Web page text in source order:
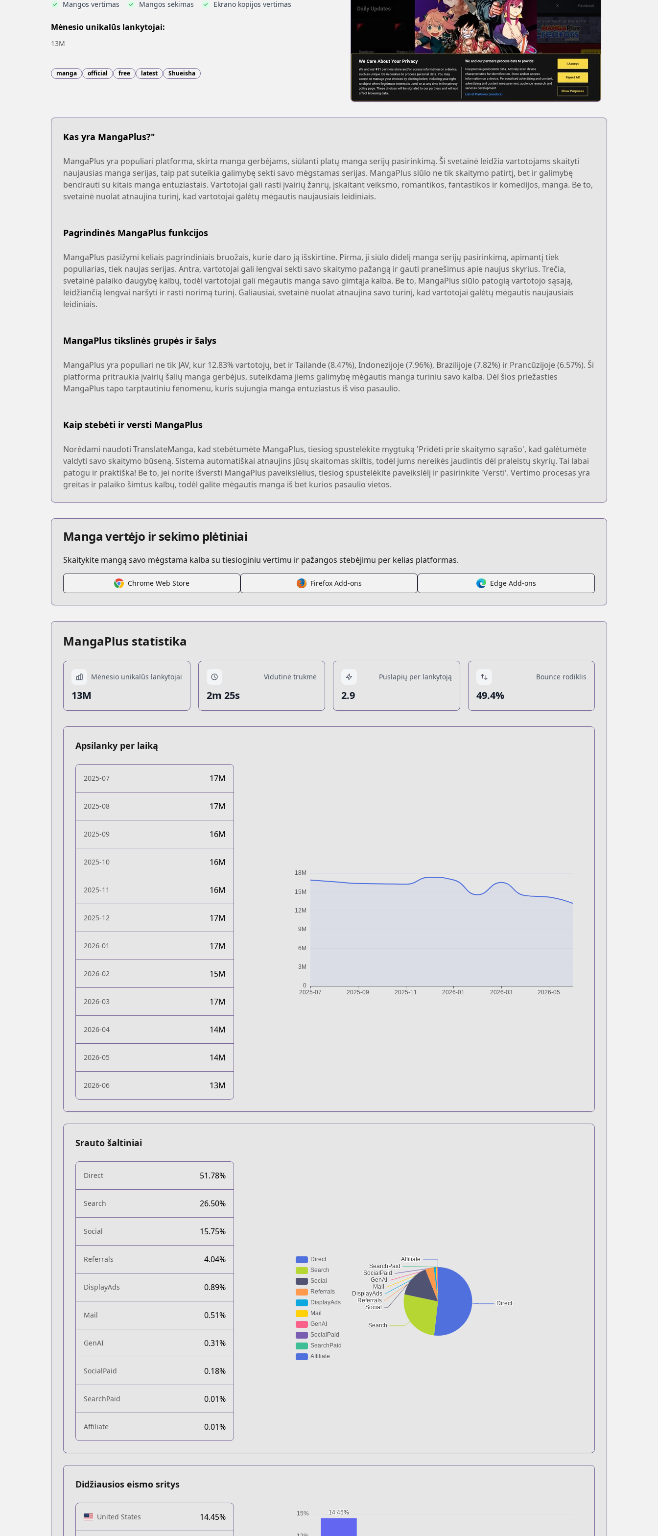
Mangos vertimas Mangos sekimas Ekrano kopijos vertimas
Mėnesio unikalūs lankytojai:
13M
manga official free latest Shueisha
Kas yra MangaPlus?"
MangaPlus yra populiari platforma, skirta manga gerbėjams, siūlanti platų manga serijų pasirinkimą. Ši svetainė leidžia vartotojams skaityti
naujausias manga serijas, taip pat suteikia galimybę sekti savo mėgstamas serijas. MangaPlus siūlo ne tik skaitymo patirtį, bet ir galimybę
bendrauti su kitais manga entuziastais. Vartotojai gali rasti įvairių žanrų, įskaitant veiksmo, romantikos, fantastikos ir komedijos, manga. Be to,
svetainė nuolat atnaujina turinį, kad vartotojai galėtų mėgautis naujausiais leidiniais.
Pagrindinės MangaPlus funkcijos
MangaPlus pasižymi keliais pagrindiniais bruožais, kurie daro ją išskirtine. Pirma, ji siūlo didelį manga serijų pasirinkimą, apimantį tiek
populiarias, tiek naujas serijas. Antra, vartotojai gali lengvai sekti savo skaitymo pažangą ir gauti pranešimus apie naujus skyrius. Trečia,
svetainė palaiko daugybę kalbų, todėl vartotojai gali mėgautis manga savo gimtąja kalba. Be to, MangaPlus siūlo patogią vartotojo sąsają,
leidžiančią lengvai naršyti ir rasti norimą turinį. Galiausiai, svetainė nuolat atnaujina savo turinį, kad vartotojai galėtų mėgautis naujausiais
leidiniais.
MangaPlus tikslinės grupės ir šalys
MangaPlus yra populiari ne tik JAV, kur 12.83% vartotojų, bet ir Tailande (8.47%), Indonezijoje (7.96%), Brazilijoje (7.82%) ir Prancūzijoje (6.57%). Ši
platforma pritraukia įvairių šalių manga gerbėjus, suteikdama jiems galimybę mėgautis manga turiniu savo kalba. Dėl šios priežasties
MangaPlus tapo tarptautiniu fenomenu, kuris sujungia manga entuziastus iš viso pasaulio.
Kaip stebėti ir versti MangaPlus
Norėdami naudoti TranslateManga, kad stebėtumėte MangaPlus, tiesiog spustelėkite mygtuką 'Pridėti prie skaitymo sąrašo', kad galėtumėte
valdyti savo skaitymo būseną. Sistema automatiškai atnaujins jūsų skaitomas skiltis, todėl jums nereikės jaudintis dėl praleistų skyrių. Tai labai
patogu ir praktiška! Be to, jei norite išversti MangaPlus paveikslėlius, tiesiog spustelėkite paveikslėlį ir pasirinkite 'Versti'. Vertimo procesas yra
greitas ir palaiko šimtus kalbų, todėl galite mėgautis manga iš bet kurios pasaulio vietos.
Manga vertėjo ir sekimo plėtiniai
Skaitykite mangą savo mėgstama kalba su tiesioginiu vertimu ir pažangos stebėjimu per kelias platformas.
Chrome Web Store Firefox Add-ons Edge Add-ons
MangaPlus statistika
Mėnesio unikalūs lankytojai
13M
Vidutinė trukmė
2m 25s
Puslapių per lankytoją
2.9
Bounce rodiklis
49.4%
Apsilanky per laiką
2025-07 17M
2025-08 17M
2025-09 16M
2025-10 16M
2025-11 16M
2025-12 17M
2026-01 17M
2026-02 15M
2026-03 17M
2026-04 14M
2026-05 14M
2026-06 13M
Srauto šaltiniai
Direct 51.78%
Search 26.50%
Social 15.75%
Referrals 4.04%
DisplayAds 0.89%
Mail 0.51%
GenAI 0.31%
SocialPaid 0.18%
SearchPaid 0.01%
Affiliate 0.01%
Didžiausios eismo sritys
United States 14.45%